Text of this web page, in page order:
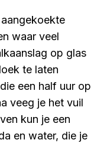
waar veel
op glas
te laten
een half uur op
veeg je het vuil
kun je een
en water, die je